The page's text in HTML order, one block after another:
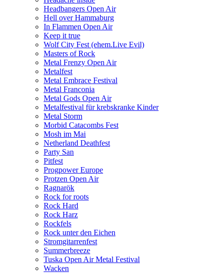
Headbangers Open Air
Hell over Hammaburg
In Flammen Open Air
Keep it true
Wolf City Fest (ehem.Live Evil)
Masters of Rock
Metal Frenzy Open Air
Metalfest
Metal Embrace Festival
Metal Franconia
Metal Gods Open Air
Metalfestival für krebskranke Kinder
Metal Storm
Morbid Catacombs Fest
Mosh im Mai
Netherland Deathfest
Party San
Pitfest
Progpower Europe
Protzen Open Air
Ragnarök
Rock for roots
Rock Hard
Rock Harz
Rockfels
Rock unter den Eichen
Stromgitarrenfest
Summerbreeze
Tuska Open Air Metal Festival
Wacken